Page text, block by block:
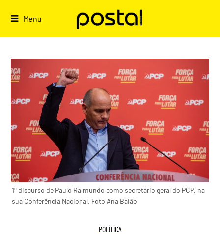
Menu
1º discurso de Paulo Raimundo como secretário geral do PCP, na
sua Conferência Nacional. Foto Ana Baião
POLÍTICA